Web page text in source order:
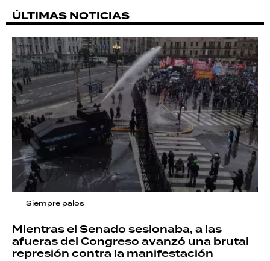
ÚLTIMAS NOTICIAS
Siempre palos
Mientras el Senado sesionaba, a las
afueras del Congreso avanzó una brutal
represión contra la manifestación